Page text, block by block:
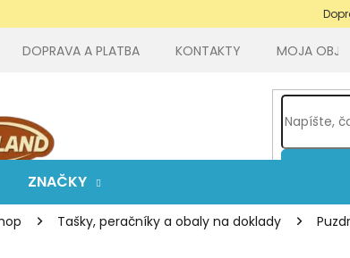
DOPRAVA A PLATBA KONTAKTY MOJA
ZNAČKY
Tašky, peračníky a obaly na doklady